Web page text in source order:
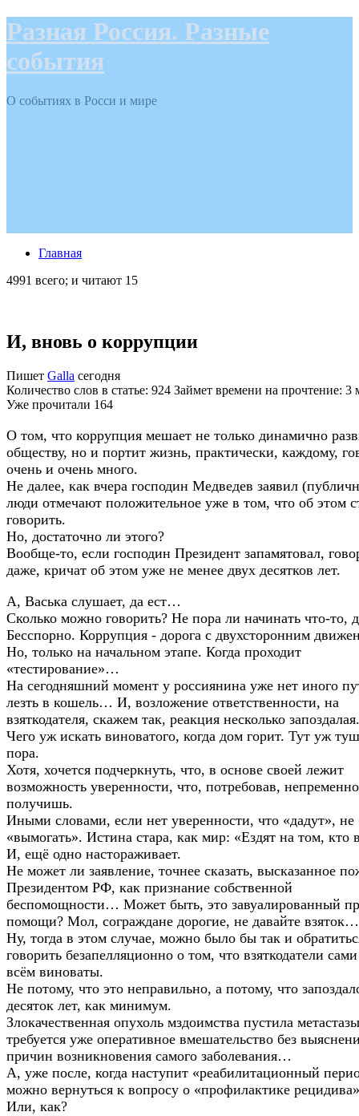
Разная Россия. Разные
события
О событиях в Росси и мире
Главная
4991 всего; и читают 15
И, вновь о коррупции
Пишет Galla сегодня
Количество слов в статье: 924 Займет времени на прочтение:
Уже прочитали 164
О том, что коррупция мешает не только динамично
обществу, но и портит жизнь, практически, каждому,
очень и очень много.
Не далее, как вчера господин Медведев заявил
люди отмечают положительное уже в том, что об этом
говорить.
Но, достаточно ли этого?
Вообще-то, если господин Президент запамятовал,
даже, кричат об этом уже не менее двух десятков лет.
А, Васька слушает, да ест…
Сколько можно говорить? Не пора ли начинать что-то,
Бесспорно. Коррупция - дорога с двухсторонним
Но, только на начальном этапе. Когда проходит
«тестирование»…
На сегодняшний момент у россиянина уже нет иного
лезть в кошель… И, возложение ответственности, на
взяткодателя, скажем так, реакция несколько запоздалая.
Чего уж искать виноватого, когда дом горит. Тут уж
пора.
Хотя, хочется подчеркнуть, что, в основе своей лежит
возможность уверенности, что, потребовав, непременно
получишь.
Иными словами, если нет уверенности, что «дадут», не
«вымогать». Истина стара, как мир: «Ездят на том, кто
И, ещё одно настораживает.
Не может ли заявление, точнее сказать, высказанное
Президентом РФ, как признание собственной
беспомощности… Может быть, это завуалированный
помощи? Мол, сограждане дорогие, не давайте взяток…
Ну, тогда в этом случае, можно было бы так и
говорить безапелляционно о том, что взяткодатели
всём виноваты.
Не потому, что это неправильно, а потому, что
десяток лет, как минимум.
Злокачественная опухоль мздоимства пустила
требуется уже оперативное вмешательство без
причин возникновения самого заболевания…
А, уже после, когда наступит «реабилитационный
можно вернуться к вопросу о «профилактике
Или, как?